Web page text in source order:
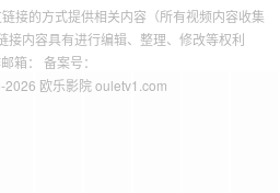
接的方式提供相关内容（所有视频内容收集
接内容具有进行编辑、整理、修改等权利
箱： 备案号：
欧乐影院 ouletv1.com